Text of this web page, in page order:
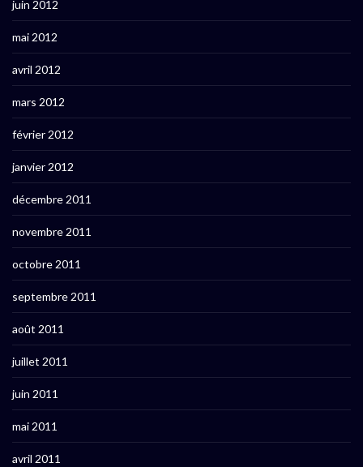
juin 2012
mai 2012
avril 2012
mars 2012
février 2012
janvier 2012
décembre 2011
novembre 2011
octobre 2011
septembre 2011
août 2011
juillet 2011
juin 2011
mai 2011
avril 2011